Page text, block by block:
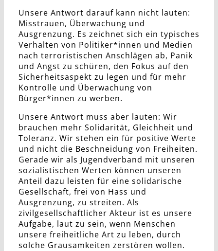
Unsere Antwort darauf kann nicht lauten:
Misstrauen, Überwachung und
Ausgrenzung. Es zeichnet sich ein typisches
Verhalten von Politiker*innen und Medien
nach terroristischen Anschlägen ab, Panik
und Angst zu schüren, den Fokus auf den
Sicherheitsaspekt zu legen und für mehr
Kontrolle und Überwachung von
Bürger*innen zu werben.
Unsere Antwort muss aber lauten: Wir
brauchen mehr Solidarität, Gleichheit und
Toleranz. Wir stehen ein für positive Werte
und nicht die Beschneidung von Freiheiten.
Gerade wir als Jugendverband mit unseren
sozialistischen Werten können unseren
Anteil dazu leisten für eine solidarische
Gesellschaft, frei von Hass und
Ausgrenzung, zu streiten. Als
zivilgesellschaftlicher Akteur ist es unsere
Aufgabe, laut zu sein, wenn Menschen
unsere freiheitliche Art zu leben, durch
solche Grausamkeiten zerstören wollen.